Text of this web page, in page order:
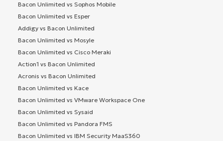
Bacon Unlimited vs Sophos Mobile
Bacon Unlimited vs Esper
Addigy vs Bacon Unlimited
Bacon Unlimited vs Mosyle
Bacon Unlimited vs Cisco Meraki
Action1 vs Bacon Unlimited
Acronis vs Bacon Unlimited
Bacon Unlimited vs Kace
Bacon Unlimited vs VMware Workspace One
Bacon Unlimited vs Sysaid
Bacon Unlimited vs Pandora FMS
Bacon Unlimited vs IBM Security MaaS360